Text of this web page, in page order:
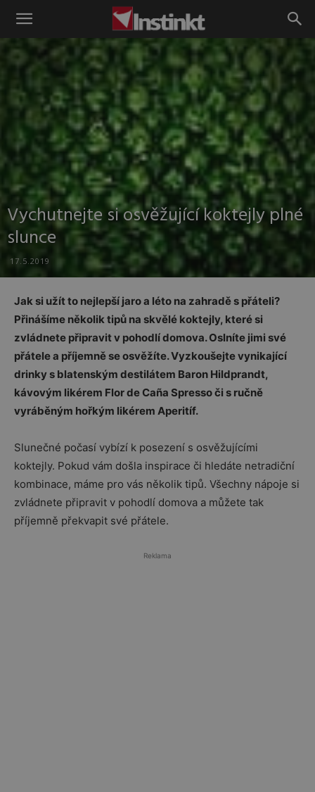
Instinkt
Vychutnejte si osvěžující koktejly plné
slunce
17.5.2019
Jak si užít to nejlepší jaro a léto na zahradě s přáteli?
Přinášíme několik tipů na skvělé koktejly, které si
zvládnete připravit v pohodlí domova. Oslníte jimi své
přátele a příjemně se osvěžíte. Vyzkoušejte vynikající
drinky s blatenským destilátem Baron Hildprandt,
kávovým likérem Flor de Caña Spresso či s ručně
vyráběným hořkým likérem Aperitíf.
Slunečné počasí vybízí k posezení s osvěžujícími
koktejly. Pokud vám došla inspirace či hledáte netradiční
kombinace, máme pro vás několik tipů. Všechny nápoje si
zvládnete připravit v pohodlí domova a můžete tak
příjemně překvapit své přátele.
Reklama